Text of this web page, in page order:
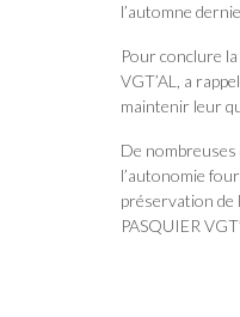
l’automne
Pour conclure
VGT’AL, a
maintenir leur
De nombreuses
l’autonomie
préservation de
PASQUIER